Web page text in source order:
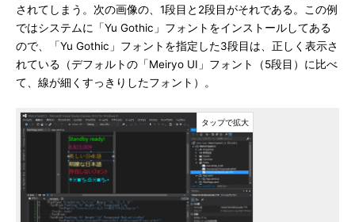
されてしまう。次の画像の、1段目と2段目がそれである。この例
ではシステムに「Yu Gothic」フォントをインストールしてある
ので、「Yu Gothic」フォントを指定した3段目は、正しく表示さ
れている（デフォルトの「Meiryo UI」フォント（5段目）に比べ
て、線が細くすっきりしたフォント）。